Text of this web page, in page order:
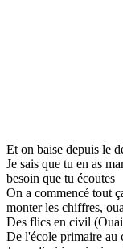
Et on baise depuis le
Je sais que tu en as
besoin que tu écoutes
On a commencé tout
monter les chiffres,
Des flics en civil
De l'école primaire au